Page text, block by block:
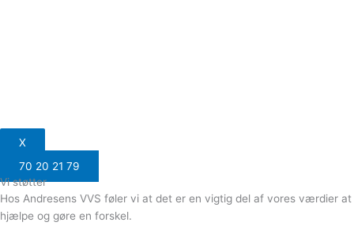
X
70 20 21 79
Vi støtter
Hos Andresens VVS føler vi at det er en vigtig del af vores værdier at
hjælpe og gøre en forskel.